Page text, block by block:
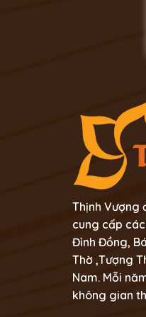
Thịnh Vượng
cung cấp
Đỉnh Đồng,
Thờ ,Tượng
Nam. Mỗi
không gian